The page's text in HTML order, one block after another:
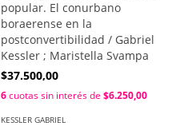
popular. El conurbano
boraerense en la
postconvertibilidad / Gabriel
Kessler ; Maristella Svampa
$37.500,00
6cuotas sin interés de $6.250,00
KESSLER GABRIEL